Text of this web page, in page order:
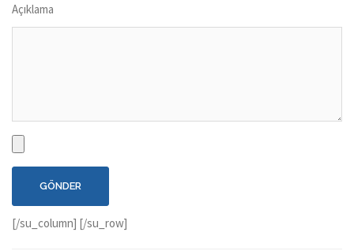
Açıklama
[/su_column] [/su_row]